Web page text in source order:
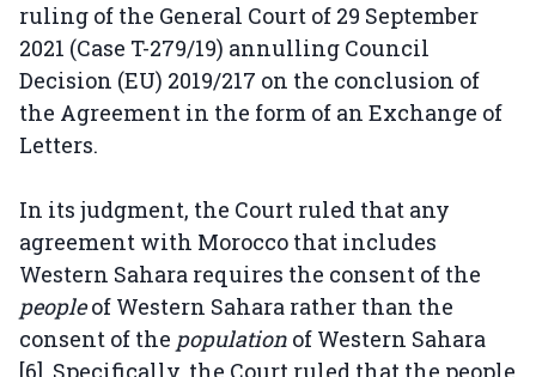
ruling of the General Court of 29 September
2021 (Case T-279/19) annulling Council
Decision (EU) 2019/217 on the conclusion of
the Agreement in the form of an Exchange of
Letters.
In its judgment, the Court ruled that any
agreement with Morocco that includes
Western Sahara requires the consent of the
peopleof Western Sahara rather than the
consent of the population of Western Sahara
[6]. Specifically, the Court ruled that the people